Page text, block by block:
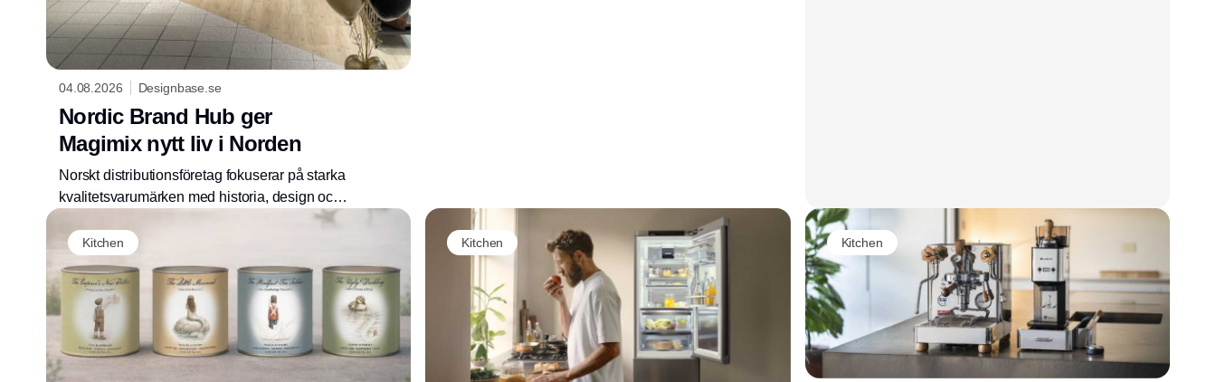
04.08.2026 Designbase.se
Nordic Brand Hub ger
Magimix nytt liv i Norden
Norskt distributionsföretag fokuserar på starka
kvalitetsvarumärken med historia, design och
agenturet Norden tar Nordic Brand Hub
ytterligare ett steg mot sin ambition att bli en
av regionens ledande partners för
premiumvarumärken för köket.
Kitchen Kitchen Kitchen